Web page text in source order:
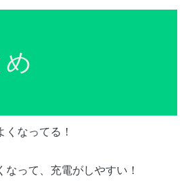
め
なってる！
って、充電がしやすい！